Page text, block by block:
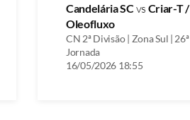
Candelária SCvs Criar-T /
Oleofluxo
CN 2ª Divisão | Zona Sul | 26ª
Jornada
16/05/2026 18:55